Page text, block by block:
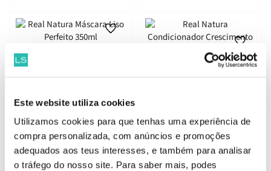
Este website utiliza cookies
Utilizamos cookies para que tenhas uma experiência de
compra personalizada, com anúncios e promoções
adequados aos teus interesses, e também para analisar
o tráfego do nosso site. Para saber mais, podes
Real Natura Máscara Liso
Perfeito 350ml
€8. €12. PVPR
ADICIONAR
Real Natura Condicionador
Crescimento Perfeito
€8. €11. PVPR
ADICIONAR